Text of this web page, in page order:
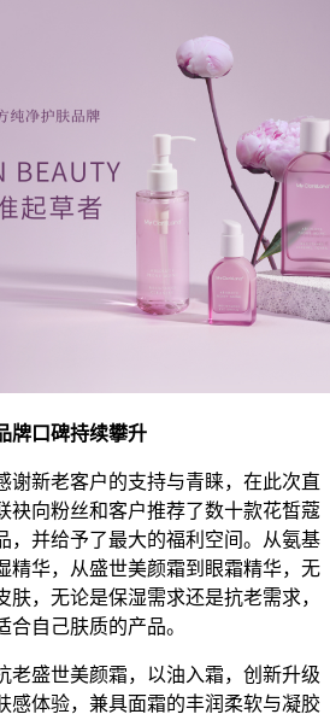
牌口碑持续攀升
新老客户的支持与青睐，在此次直
袂向粉丝和客户推荐了数十款花皙蔻
，并给予了最大的福利空间。从氨基
精华，从盛世美颜霜到眼霜精华，无
，无论是保湿需求还是抗老需求，
自己肤质的产品。
盛世美颜霜，以油入霜，创新升级
感体验，兼具面霜的丰润柔软与凝胶